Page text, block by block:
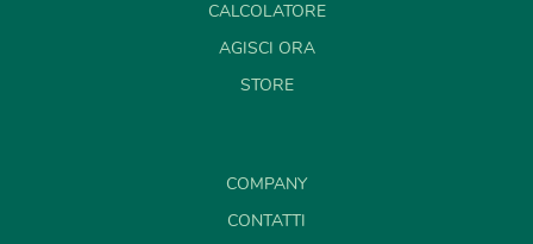
CALCOLATORE
AGISCI ORA
STORE
COMPANY
CONTATTI